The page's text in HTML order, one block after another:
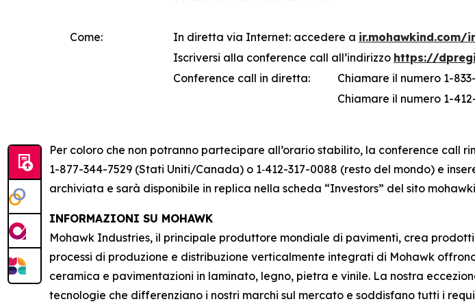
Come: In diretta via Internet: accedere a ir.mohawkind.com/
Iscriversi alla conference call all’indirizzo https://
Conference call in diretta:
Chiamare il numero 1-
Chiamare il numero 1-
Per coloro che non potranno partecipare all’orario stabilito, la conference call
1-877-344-7529 (Stati Uniti/Canada) o 1‑412-317-0088 (resto del mondo) e
archiviata e sarà disponibile in replica nella scheda “Investors” del sito
INFORMAZIONI SU MOHAWK
Mohawk Industries, il principale produttore mondiale di pavimenti, crea
processi di produzione e distribuzione verticalmente integrati di Mohawk
ceramica e pavimentazioni in laminato, legno, pietra e vinile. La nostra
tecnologie che differenziano i nostri marchi sul mercato e soddisfano tutti i